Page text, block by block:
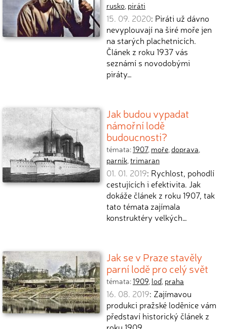
rusko, piráti
15. 09. 2020: Piráti už dávno
nevyplouvají na širé moře jen
na starých plachetnicích.
Článek z roku 1937 vás
seznámí s novodobými
piráty…
Jak budou vypadat
námořní lodě
budoucnosti?
témata:1907, moře,doprava,
parník,trimaran
01. 01. 2019: Rychlost, pohodlí
cestujících i efektivita. Jak
dokáže článek z roku 1907, tak
tato témata zajímala
konstruktéry velkých…
Jak se v Praze stavěly
parní lodě pro celý svět
témata:1909, loď, praha
16. 08. 2019: Zajímavou
produkci pražské loděnice vám
představí historický článek z